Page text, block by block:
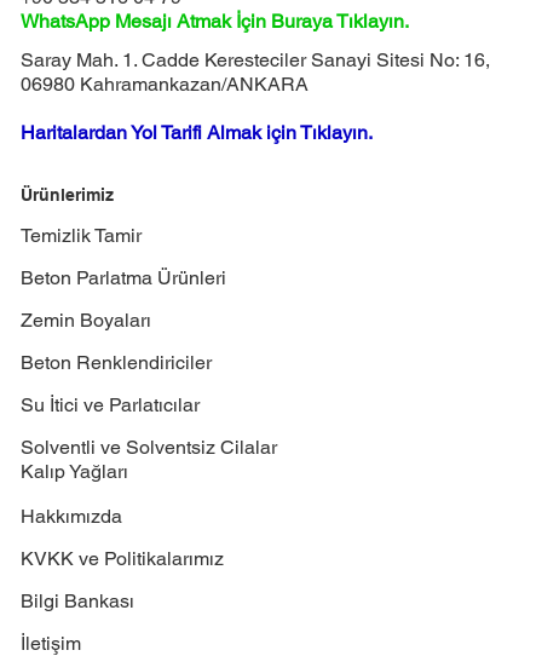
WhatsApp Mesajı Atmak İçin Buraya Tıklayın.
Saray Mah. 1. Cadde Keresteciler Sanayi Sitesi No: 16,
06980 Kahramankazan/ANKARA
Haritalardan Yol Tarifi Almak için Tıklayın.
Ürünlerimiz
Temizlik Tamir
Beton Parlatma Ürünleri
Zemin Boyaları
Beton Renklendiriciler
Su İtici ve Parlatıcılar
Solventli ve Solventsiz Cilalar
Kalıp Yağları
Hakkımızda
KVKK ve Politikalarımız
Bilgi Bankası
İletişim